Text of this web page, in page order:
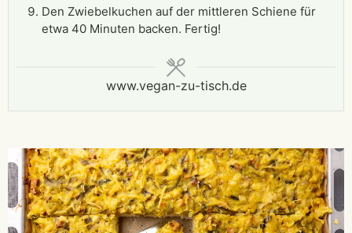
Den Zwiebelkuchen auf der mittleren Schiene für
etwa 40 Minuten backen. Fertig!
www.vegan-zu-tisch.de